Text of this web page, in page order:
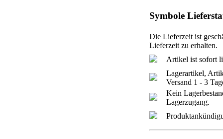
Symbole
Die Lieferzeit ist
Lieferzeit zu erhalten.
Artikel ist sofort
Lagerartikel,
Versand 1 - 3
Kein
Lagerzugang.